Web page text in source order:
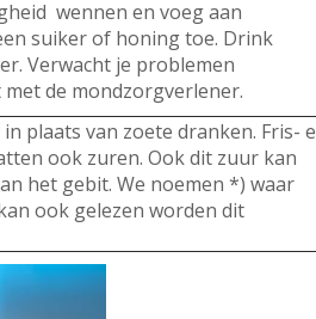
wennen en voeg aan
suiker of honing toe. Drink
Verwacht je problemen
de mondzorgverlener.
plaats van zoete dranken. Fris-
ook zuren. Ook dit zuur kan
het gebit. We noemen *) waar
ook gelezen worden dit